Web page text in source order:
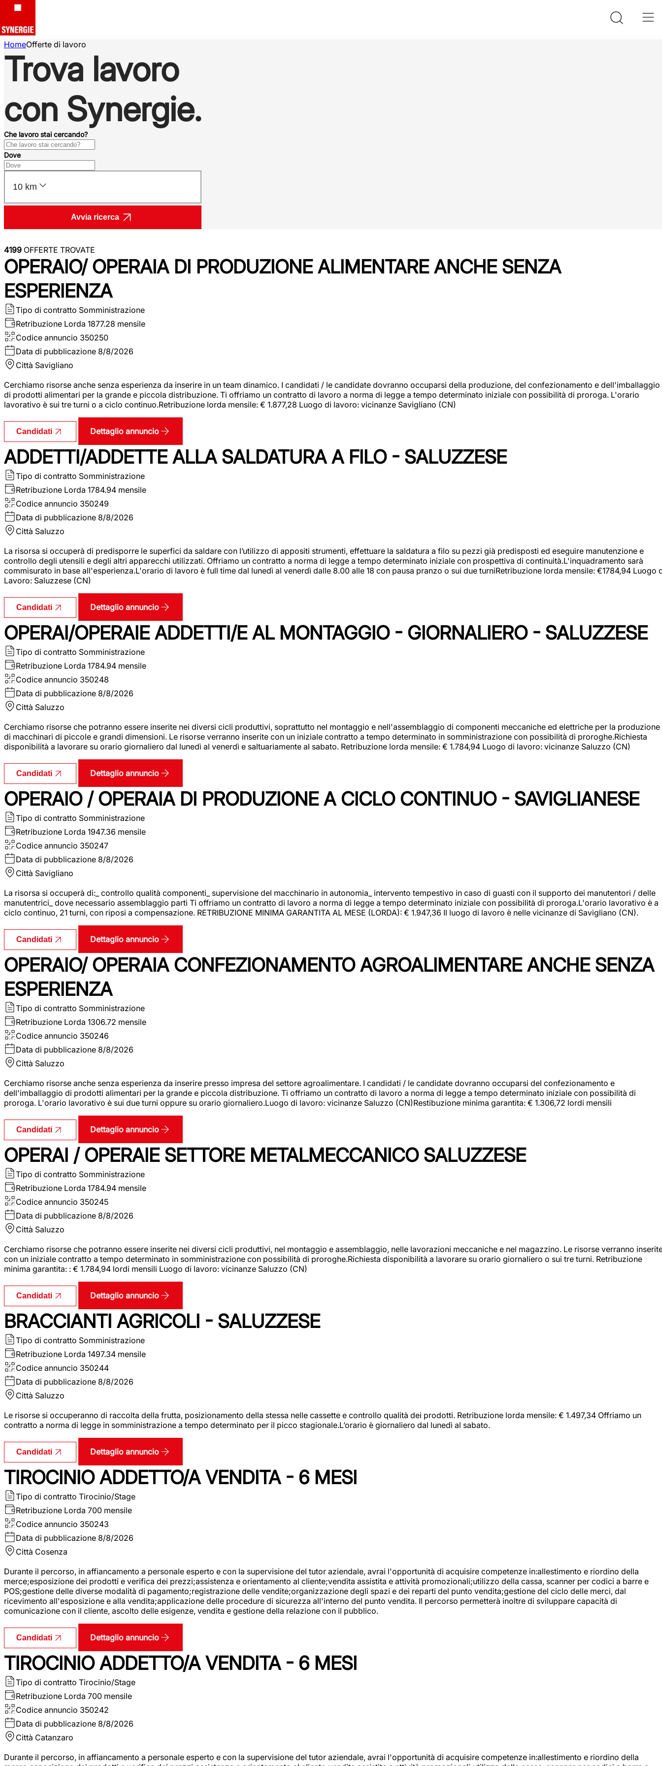
HomeOfferte di lavoro
Trova lavoro
con Synergie.
Che lavoro stai cercando?
Dove
10 km
Avvia ricerca
4199 OFFERTE TROVATE
OPERAIO/ OPERAIA DI PRODUZIONE ALIMENTARE ANCHE SENZA
ESPERIENZA
Tipo di contratto Somministrazione
Retribuzione Lorda 1877.28 mensile
Codice annuncio 350250
Data di pubblicazione 8/8/2026
Città Savigliano
Cerchiamo risorse anche senza esperienza da inserire in un team dinamico. I candidati / le candidate dovranno occuparsi della produzione, del confezionamento e dell'imballaggio
di prodotti alimentari per la grande e piccola distribuzione. Ti offriamo un contratto di lavoro a norma di legge a tempo determinato iniziale con possibilità di proroga. L'orario
lavorativo è sui tre turni o a ciclo continuo.Retribuzione lorda mensile: € 1.877,28 Luogo di lavoro: vicinanze Savigliano (CN)
Candidati Dettaglio annuncio
ADDETTI/ADDETTE ALLA SALDATURA A FILO - SALUZZESE
Tipo di contratto Somministrazione
Retribuzione Lorda 1784.94 mensile
Codice annuncio 350249
Data di pubblicazione 8/8/2026
Città Saluzzo
La risorsa si occuperà di predisporre le superfici da saldare con l’utilizzo di appositi strumenti, effettuare la saldatura a filo su pezzi già predisposti ed eseguire manutenzione e
controllo degli utensili e degli altri apparecchi utilizzati. Offriamo un contratto a norma di legge a tempo determinato iniziale con prospettiva di continuità.L'inquadramento sarà
commisurato in base all'esperienza.L'orario di lavoro è full time dal lunedì al venerdì dalle 8.00 alle 18 con pausa pranzo o sui due turniRetribuzione lorda mensile: €1784,94 Luogo
Lavoro: Saluzzese (CN)
Candidati Dettaglio annuncio
OPERAI/OPERAIE ADDETTI/E AL MONTAGGIO - GIORNALIERO - SALUZZESE
Tipo di contratto Somministrazione
Retribuzione Lorda 1784.94 mensile
Codice annuncio 350248
Data di pubblicazione 8/8/2026
Città Saluzzo
Cerchiamo risorse che potranno essere inserite nei diversi cicli produttivi, soprattutto nel montaggio e nell'assemblaggio di componenti meccaniche ed elettriche per la produzione
di macchinari di piccole e grandi dimensioni. Le risorse verranno inserite con un iniziale contratto a tempo determinato in somministrazione con possibilità di proroghe.Richiesta
disponibilità a lavorare su orario giornaliero dal lunedì al venerdì e saltuariamente al sabato. Retribuzione lorda mensile: € 1.784,94 Luogo di lavoro: vicinanze Saluzzo (CN)
Candidati Dettaglio annuncio
OPERAIO / OPERAIA DI PRODUZIONE A CICLO CONTINUO - SAVIGLIANESE
Tipo di contratto Somministrazione
Retribuzione Lorda 1947.36 mensile
Codice annuncio 350247
Data di pubblicazione 8/8/2026
Città Savigliano
La risorsa si occuperà di:_ controllo qualità componenti_ supervisione del macchinario in autonomia_ intervento tempestivo in caso di guasti con il supporto dei manutentori / delle
manutentrici_ dove necessario assemblaggio parti Ti offriamo un contratto di lavoro a norma di legge a tempo determinato iniziale con possibilità di proroga.L'orario lavorativo è a
ciclo continuo, 21 turni, con riposi a compensazione. RETRIBUZIONE MINIMA GARANTITA AL MESE (LORDA): € 1.947,36 Il luogo di lavoro è nelle vicinanze di Savigliano (CN).
Candidati Dettaglio annuncio
OPERAIO/ OPERAIA CONFEZIONAMENTO AGROALIMENTARE ANCHE SENZA
ESPERIENZA
Tipo di contratto Somministrazione
Retribuzione Lorda 1306.72 mensile
Codice annuncio 350246
Data di pubblicazione 8/8/2026
Città Saluzzo
Cerchiamo risorse anche senza esperienza da inserire presso impresa del settore agroalimentare. I candidati / le candidate dovranno occuparsi del confezionamento e
dell'imballaggio di prodotti alimentari per la grande e piccola distribuzione. Ti offriamo un contratto di lavoro a norma di legge a tempo determinato iniziale con possibilità di
proroga. L'orario lavorativo è sui due turni oppure su orario giornaliero.Luogo di lavoro: vicinanze Saluzzo (CN)Restibuzione minima garantita: € 1.306,72 lordi mensili
Candidati Dettaglio annuncio
OPERAI / OPERAIE SETTORE METALMECCANICO SALUZZESE
Tipo di contratto Somministrazione
Retribuzione Lorda 1784.94 mensile
Codice annuncio 350245
Data di pubblicazione 8/8/2026
Città Saluzzo
Cerchiamo risorse che potranno essere inserite nei diversi cicli produttivi, nel montaggio e assemblaggio, nelle lavorazioni meccaniche e nel magazzino. Le risorse verranno
con un iniziale contratto a tempo determinato in somministrazione con possibilità di proroghe.Richiesta disponibilità a lavorare su orario giornaliero o sui tre turni. Retribuzione
minima garantita: : € 1.784,94 lordi mensili Luogo di lavoro: vicinanze Saluzzo (CN)
Candidati Dettaglio annuncio
BRACCIANTI AGRICOLI - SALUZZESE
Tipo di contratto Somministrazione
Retribuzione Lorda 1497.34 mensile
Codice annuncio 350244
Data di pubblicazione 8/8/2026
Città Saluzzo
Le risorse si occuperanno di raccolta della frutta, posizionamento della stessa nelle cassette e controllo qualità dei prodotti. Retribuzione lorda mensile: € 1.497,34 Offriamo un
contratto a norma di legge in somministrazione a tempo determinato per il picco stagionale.L’orario è giornaliero dal lunedì al sabato.
Candidati Dettaglio annuncio
TIROCINIO ADDETTO/A VENDITA - 6 MESI
Tipo di contratto Tirocinio/Stage
Retribuzione Lorda 700 mensile
Codice annuncio 350243
Data di pubblicazione 8/8/2026
Città Cosenza
Durante il percorso, in affiancamento a personale esperto e con la supervisione del tutor aziendale, avrai l'opportunità di acquisire competenze in:allestimento e riordino della
merce;esposizione dei prodotti e verifica dei prezzi;assistenza e orientamento al cliente;vendita assistita e attività promozionali;utilizzo della cassa, scanner per codici a barre e
POS;gestione delle diverse modalità di pagamento;registrazione delle vendite;organizzazione degli spazi e dei reparti del punto vendita;gestione del ciclo delle merci, dal
ricevimento all'esposizione e alla vendita;applicazione delle procedure di sicurezza all'interno del punto vendita. Il percorso permetterà inoltre di sviluppare capacità di
comunicazione con il cliente, ascolto delle esigenze, vendita e gestione della relazione con il pubblico.
Candidati Dettaglio annuncio
TIROCINIO ADDETTO/A VENDITA - 6 MESI
Tipo di contratto Tirocinio/Stage
Retribuzione Lorda 700 mensile
Codice annuncio 350242
Data di pubblicazione 8/8/2026
Città Catanzaro
Durante il percorso, in affiancamento a personale esperto e con la supervisione del tutor aziendale, avrai l'opportunità di acquisire competenze in:allestimento e riordino della